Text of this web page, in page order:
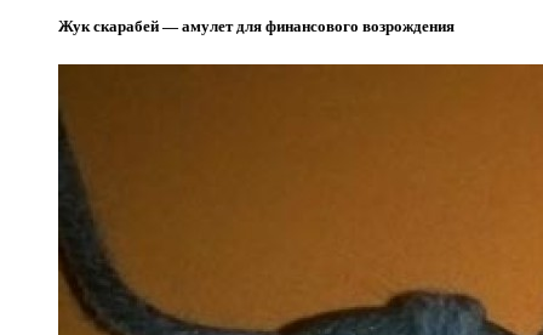
Жук скарабей — амулет для финансового возрождения